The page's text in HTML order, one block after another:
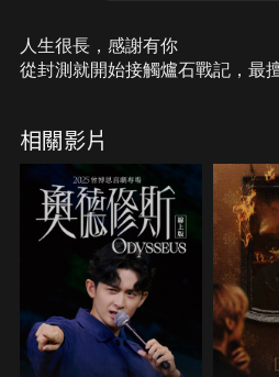
人生很長，感謝有你
從封測就開始接觸爐石戰記，最
醒吧， 趁此良機，莫再猶豫，恭
典！ OSkomodo 還不一起加入
進!
相關影片